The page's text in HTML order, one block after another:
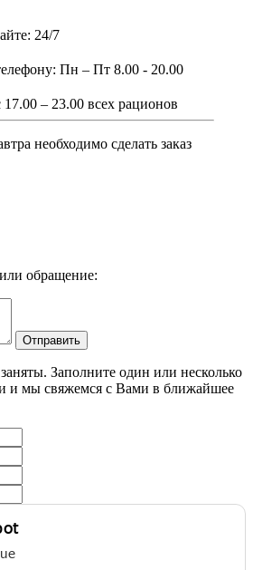
24/7
Пн – Пт 8.00 - 20.00
– 23.00 всех рационов
необходимо сделать заказ
обращение:
Отправить
Заполните один или несколько
и мы свяжемся с Вами в ближайшее